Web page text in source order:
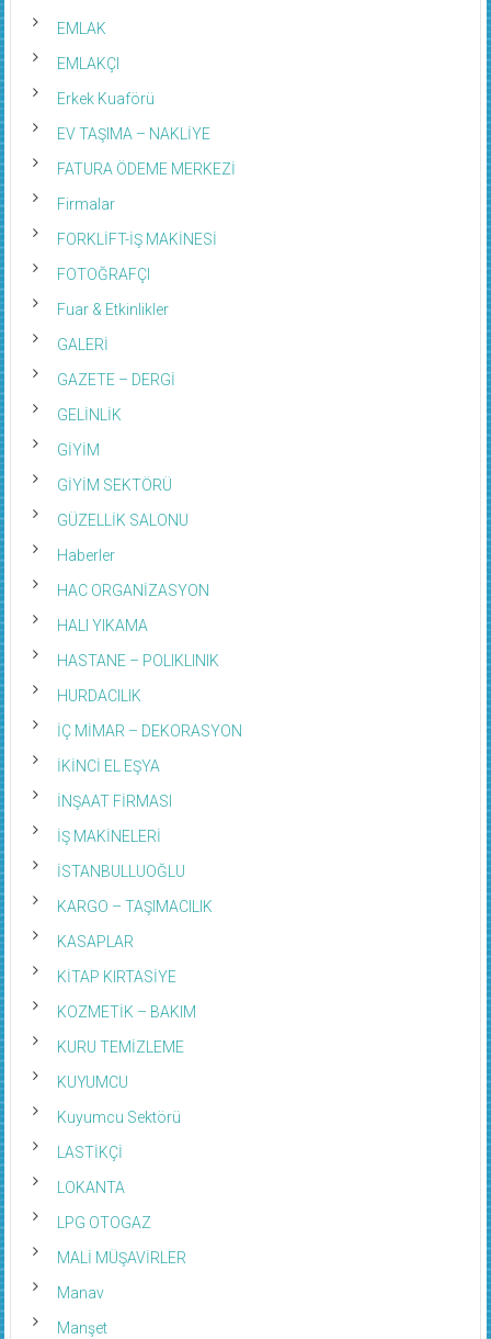
EMLAK
EMLAKÇI
Erkek Kuaförü
EV TAŞIMA – NAKLİYE
FATURA ÖDEME MERKEZİ
Firmalar
FORKLİFT-İŞ MAKİNESİ
FOTOĞRAFÇI
Fuar & Etkinlikler
GALERİ
GAZETE – DERGİ
GELİNLİK
GİYİM
GİYİM SEKTÖRÜ
GÜZELLİK SALONU
Haberler
HAC ORGANİZASYON
HALI YIKAMA
HASTANE – POLIKLINIK
HURDACILIK
İÇ MİMAR – DEKORASYON
İKİNCİ EL EŞYA
İNŞAAT FİRMASI
İŞ MAKİNELERİ
İSTANBULLUOĞLU
KARGO – TAŞIMACILIK
KASAPLAR
KİTAP KIRTASİYE
KOZMETİK – BAKIM
KURU TEMİZLEME
KUYUMCU
Kuyumcu Sektörü
LASTİKÇİ
LOKANTA
LPG OTOGAZ
MALİ MÜŞAVİRLER
Manav
Manşet